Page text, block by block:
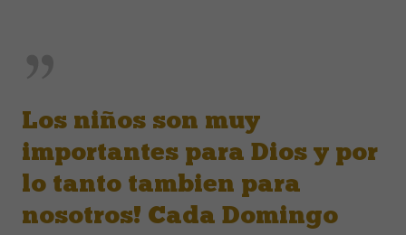
Los niños son muy
importantes para Dios y por
lo tanto tambien para
nosotros! Cada Domingo